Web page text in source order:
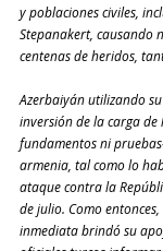
y poblaciones civiles,
Stepanakert, causando
centenas de heridos,
Azerbaiyán utilizando
inversión de la carga
fundamentos ni
armenia, tal como lo
ataque contra la
de julio. Como
inmediata brindó su